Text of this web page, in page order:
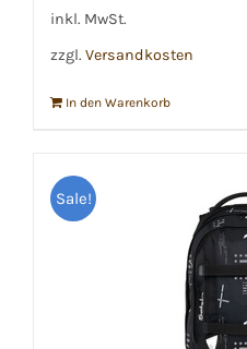
€139,99
inkl. MwSt.
zzgl. Versandkosten
In den Warenkorb
Sale!